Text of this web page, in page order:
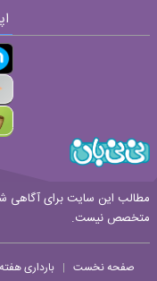
مطالب این سایت برای آگاهی
متخصص نیست.
صفحه نخست | بارداری